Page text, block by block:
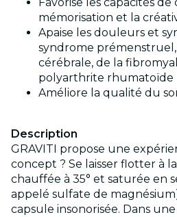
Favorise les capacités
mémorisation et la
Apaise les douleurs et
syndrome
cérébrale, de la
polyarthrite rhumatoïde
Améliore la qualité du
Description
GRAVITI propose une
concept ? Se laisser flotter à
chauffée à 35° et saturée en
appelé sulfate de
capsule insonorisée. Dans